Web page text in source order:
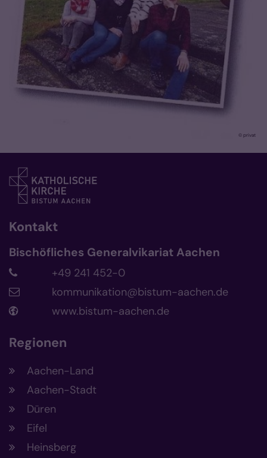
© privat
Kontakt
Bischöfliches Generalvikariat Aachen
+49 241 452-0
kommunikation@bistum-aachen.de
www.bistum-aachen.de
Regionen
Aachen-Land
Aachen-Stadt
Düren
Eifel
Heinsberg